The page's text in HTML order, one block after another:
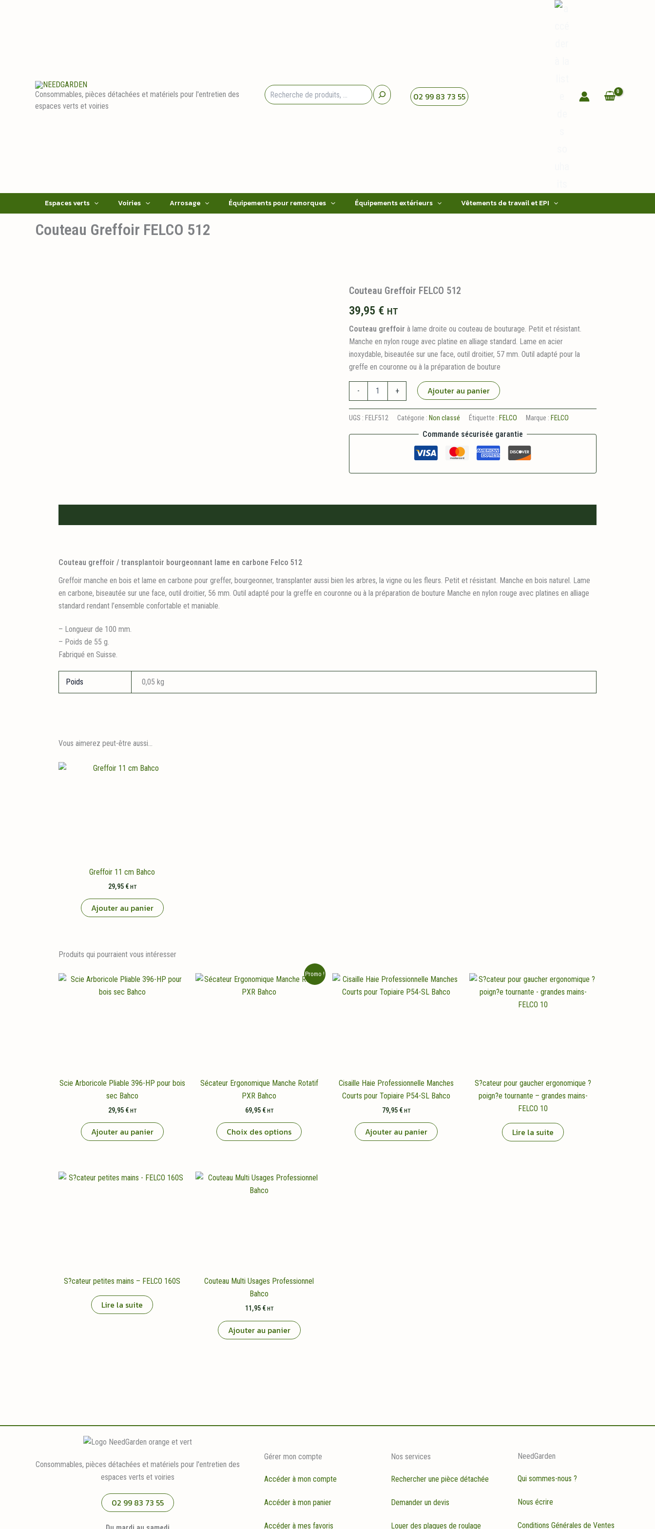
Consommables, pièces détachées et matériels pour l'entretien des
espaces verts et voiries
02 99 83 73 55
Espaces verts Voiries Arrosage Équipements pour remorques Équipements extérieurs Vêtements de travail et EPI
Couteau Greffoir FELCO 512
Couteau Greffoir FELCO 512
39,95 € HT
Couteau greffoir à lame droite ou couteau de bouturage. Petit et résistant.
Manche en nylon rouge avec platine en alliage standard. Lame en acier
inoxydable, biseautée sur une face, outil droitier, 57 mm. Outil adapté pour la
greffe en couronne ou à la préparation de bouture
-
Greffoir
512
+ Ajouter au panier
UGS : FELF512 Catégorie : Non classé Étiquette : FELCO Marque : FELCO
Commande sécurisée garantie
Couteau greffoir / transplantoir bourgeonnant lame en carbone Felco 512
Greffoir manche en bois et lame en carbone pour greffer, bourgeonner, transplanter aussi bien les arbres, la vigne ou les fleurs. Petit et résistant. Manche en bois naturel. Lame
en carbone, biseautée sur une face, outil droitier, 56 mm. Outil adapté pour la greffe en couronne ou à la préparation de bouture Manche en nylon rouge avec platines en alliage
standard rendant l’ensemble confortable et maniable.
– Longueur de 100 mm.
– Poids de 55 g.
Fabriqué en Suisse.
Poids 0,05 kg
Vous aimerez peut-être aussi…
Greffoir 11 cm Bahco
29,95 € HT
Ajouter au panier
Produits qui pourraient vous intéresser
Scie Arboricole Pliable 396-HP pour bois
sec Bahco
29,95 € HT
Ajouter au panier
Promo !
Sécateur Ergonomique Manche Rotatif
PXR Bahco
69,95 € HT
Choix des options
produit
variations.
page
Cisaille Haie Professionnelle Manches
Courts pour Topiaire P54-SL Bahco
79,95 € HT
Ajouter au panier
S?cateur pour gaucher ergonomique ?
poign?e tournante – grandes mains-
FELCO 10
Lire la suite
S?cateur petites mains – FELCO 160S
Lire la suite
Couteau Multi Usages Professionnel
Bahco
11,95 € HT
Ajouter au panier
Consommables, pièces détachées et matériels pour l'entretien des
espaces verts et voiries
02 99 83 73 55
Gérer mon compte
Accéder à mon compte
Accéder à mon panier
Accéder à mes favoris
Nos services
Rechercher une pièce détachée
Demander un devis
Louer des plaques de roulage
NeedGarden
Qui sommes-nous ?
Nous écrire
Conditions Générales de Ventes